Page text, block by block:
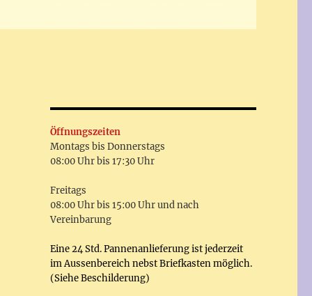
Öffnungszeiten
Montags bis Donnerstags
08:00 Uhr bis 17:30 Uhr
Freitags
08:00 Uhr bis 15:00 Uhr und nach
Vereinbarung
Eine 24 Std. Pannenanlieferung ist jederzeit
im Aussenbereich nebst Briefkasten möglich.
(Siehe Beschilderung)